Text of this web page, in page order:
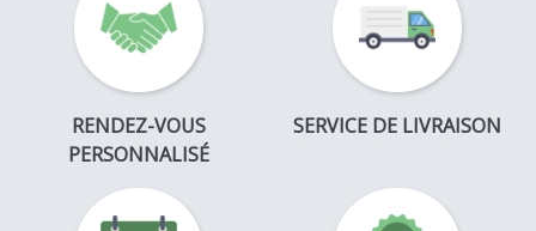
RENDEZ-VOUS
PERSONNALISÉ
SERVICE DE LIVRAISON